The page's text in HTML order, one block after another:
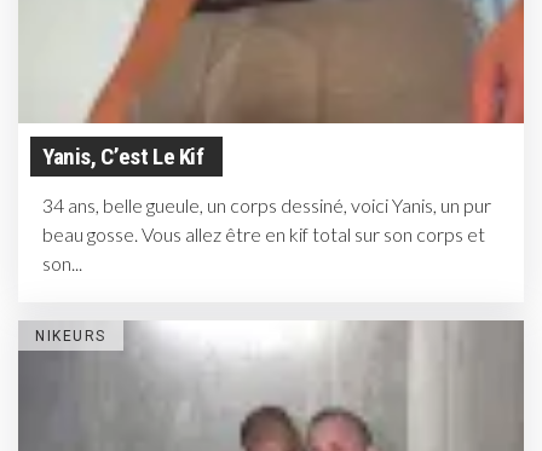
Yanis, C’est Le Kif
34 ans, belle gueule, un corps dessiné, voici Yanis, un pur
beau gosse. Vous allez être en kif total sur son corps et
son...
NIKEURS